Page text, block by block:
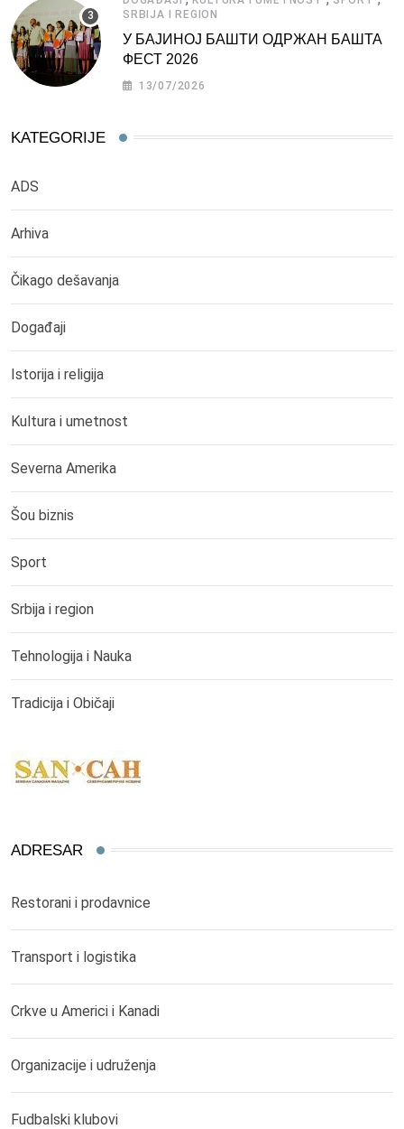
SRBIJA I REGION
У БАЈИНОЈ БАШТИ ОДРЖАН БАШТА
ФЕСТ 2026
13/07/2026
KATEGORIJE
ADS
Arhiva
Čikago dešavanja
Događaji
Istorija i religija
Kultura i umetnost
Severna Amerika
Šou biznis
Sport
Srbija i region
Tehnologija i Nauka
Tradicija i Običaji
ADRESAR
Restorani i prodavnice
Transport i logistika
Crkve u Americi i Kanadi
Organizacije i udruženja
Fudbalski klubovi